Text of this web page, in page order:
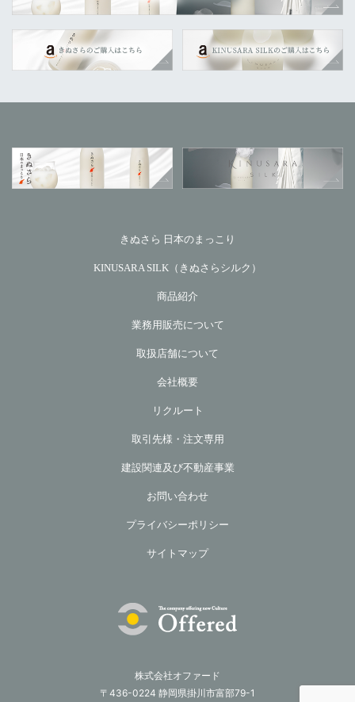
きぬさら 日本のまっこり
KINUSARA SILK（きぬさらシルク）
商品紹介
業務用販売について
取扱店舗について
会社概要
リクルート
取引先様・注文専用
建設関連及び不動産事業
お問い合わせ
プライバシーポリシー
サイトマップ
株式会社オファード
〒436-0224 静岡県掛川市富部79-1